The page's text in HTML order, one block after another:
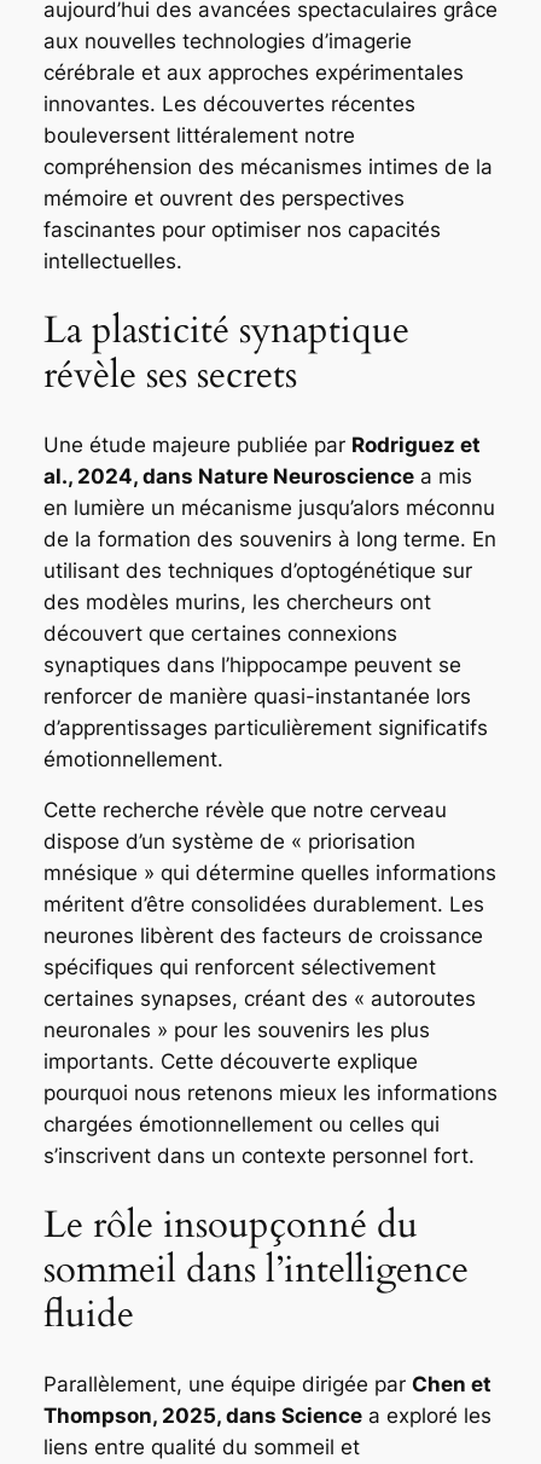
aujourd’hui des avancées spectaculaires grâce
aux nouvelles technologies d’imagerie
cérébrale et aux approches expérimentales
innovantes. Les découvertes récentes
bouleversent littéralement notre
compréhension des mécanismes intimes de la
mémoire et ouvrent des perspectives
fascinantes pour optimiser nos capacités
intellectuelles.
La plasticité synaptique
révèle ses secrets
Une étude majeure publiée par Rodriguez et
al., 2024, dans Nature Neurosciencea mis
en lumière un mécanisme jusqu’alors méconnu
de la formation des souvenirs à long terme. En
utilisant des techniques d’optogénétique sur
des modèles murins, les chercheurs ont
découvert que certaines connexions
synaptiques dans l’hippocampe peuvent se
renforcer de manière quasi-instantanée lors
d’apprentissages particulièrement significatifs
émotionnellement.
Cette recherche révèle que notre cerveau
dispose d’un système de « priorisation
mnésique » qui détermine quelles informations
méritent d’être consolidées durablement. Les
neurones libèrent des facteurs de croissance
spécifiques qui renforcent sélectivement
certaines synapses, créant des « autoroutes
neuronales » pour les souvenirs les plus
importants. Cette découverte explique
pourquoi nous retenons mieux les informations
chargées émotionnellement ou celles qui
s’inscrivent dans un contexte personnel fort.
Le rôle insoupçonné du
sommeil dans l’intelligence
fluide
Parallèlement, une équipe dirigée par Chen et
Thompson, 2025, dans Sciencea exploré les
liens entre qualité du sommeil et